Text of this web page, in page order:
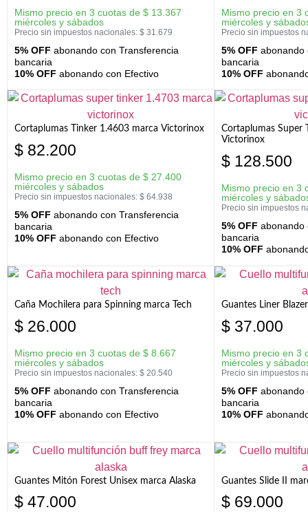
Mismo precio en 3 cuotas de $ 13.367
miércoles y sábados
Precio sin impuestos nacionales: $ 31.679
5% OFF abonando con Transferencia
bancaria
10% OFF abonando con Efectivo
Mismo precio en 3
miércoles y
Precio sin impuestos
5% OFF abonando
bancaria
10% OFF
Cortaplumas Tinker 1.4603 marca Victorinox
$ 82.200
Mismo precio en 3 cuotas de $ 27.400
miércoles y sábados
Precio sin impuestos nacionales: $ 64.938
5% OFF abonando con Transferencia
bancaria
10% OFF abonando con Efectivo
Cortaplumas Super
Victorinox
$ 128.500
Mismo precio en 3
miércoles y
Precio sin impuestos
5% OFF abonando
bancaria
10% OFF
Caña Mochilera para Spinning marca Tech
$ 26.000
Mismo precio en 3 cuotas de $ 8.667
miércoles y sábados
Precio sin impuestos nacionales: $ 20.540
5% OFF abonando con Transferencia
bancaria
10% OFF abonando con Efectivo
Guantes Liner
$ 37.000
Mismo precio en 3
miércoles y
Precio sin impuestos
5% OFF abonando
bancaria
10% OFF
Guantes Mitón Forest Unisex marca Alaska
$ 47.000
Guantes Slide II
$ 69.000